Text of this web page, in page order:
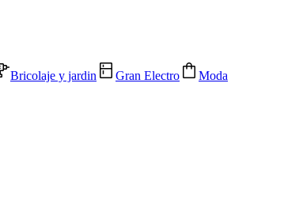
Bricolaje y jardin Gran Electro Moda